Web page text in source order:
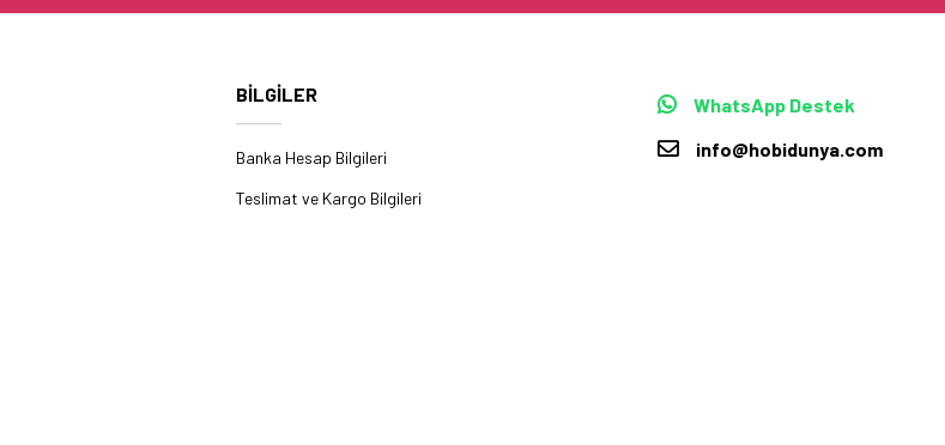
BİLGİLER
Banka Hesap Bilgileri
Teslimat ve Kargo Bilgileri
WhatsApp Destek
info@hobidunya.com